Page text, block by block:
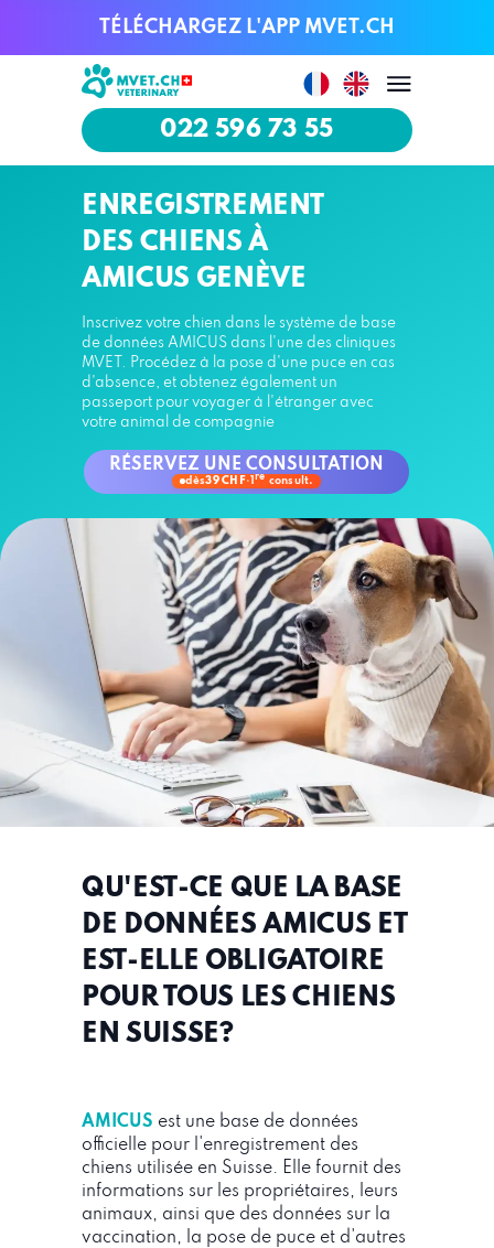
022 596 73 55
TÉLÉCHARGEZ L'APP MVET.CH
022 596 73 55
TÉLÉCHARGEZ L'APP MVET.CH
ENREGISTREMENT
DES CHIENS À
AMICUS GENÈVE
Inscrivez votre chien dans le système de base
de données AMICUS dans l'une des cliniques
MVET. Procédez à la pose d'une puce en cas
d'absence, et obtenez également un
passeport pour voyager à l'étranger avec
votre animal de compagnie
RÉSERVEZ UNE CONSULTATION
dès39 CHF·1re consult.
QU'EST-CE QUE LA BASE
DE DONNÉES AMICUS ET
EST-ELLE OBLIGATOIRE
POUR TOUS LES CHIENS
EN SUISSE?
AMICUS est une base de données
officielle pour l'enregistrement des
chiens utilisée en Suisse. Elle fournit des
informations sur les propriétaires, leurs
animaux, ainsi que des données sur la
vaccination, la pose de puce et d'autres